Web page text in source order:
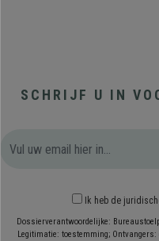
SCHRIJF U IN
Ik heb de
Dossierverantwoordelijke:
Legitimatie: toestemming; Ontvangers: